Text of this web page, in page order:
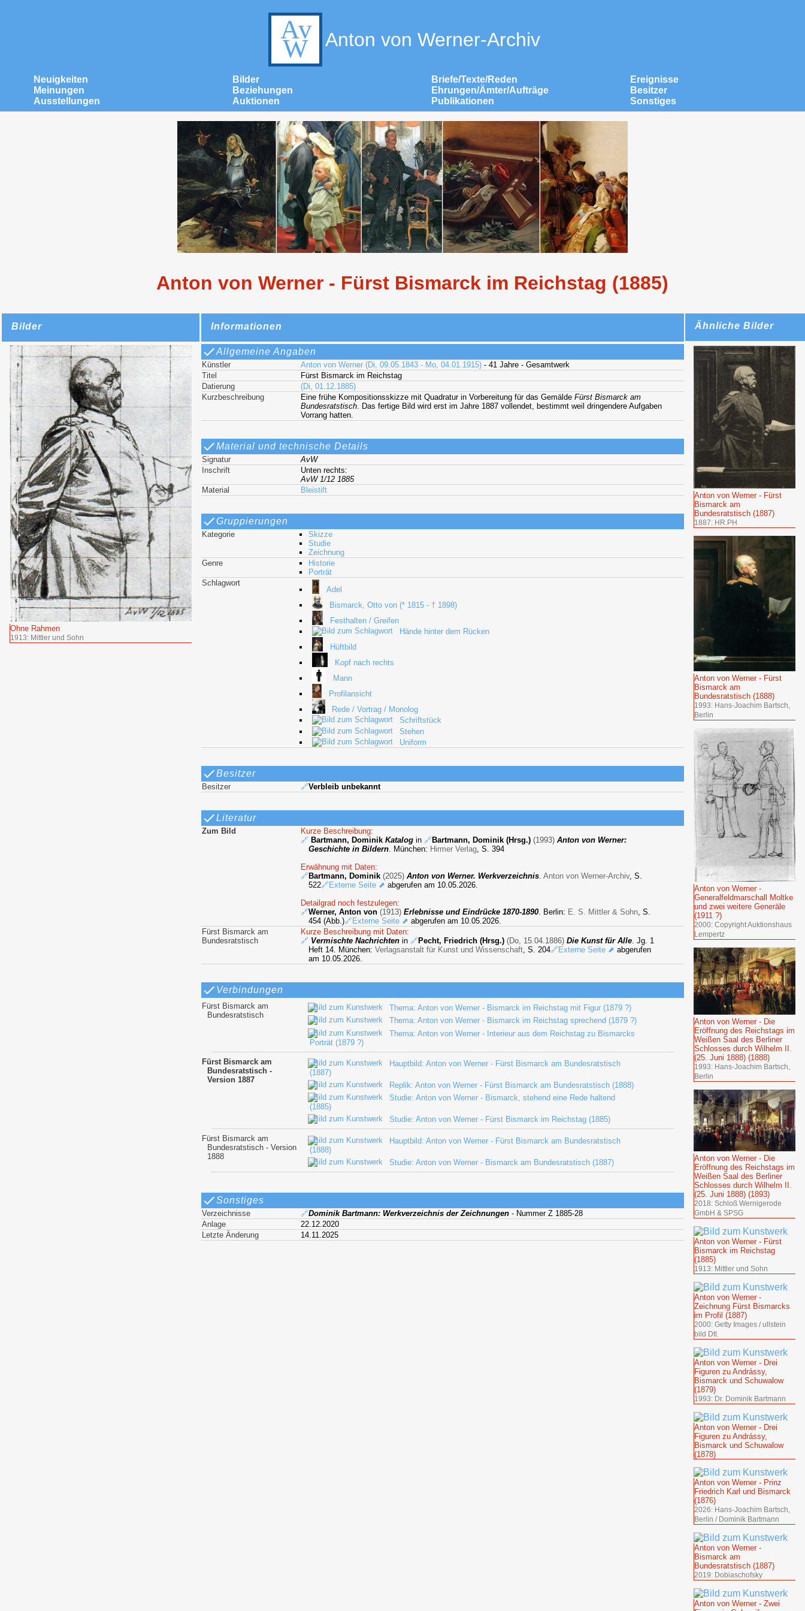
Anton von Werner-Archiv
Neuigkeiten Bilder Briefe/Texte/Reden
Ereignisse
Meinungen
Beziehungen Ehrungen/Ämter/Aufträge
Besitzer
Ausstellungen
Auktionen Publikationen Sonstiges
Anton von Werner - Fürst Bismarck im Reichstag (1885)
Bilder
Ohne Rahmen
1913: Mittler und Sohn
Informationen
Allgemeine Angaben
Künstler Anton von Werner (Di, 09.05.1843 - Mo, 04.01.1915)- 41 Jahre - Gesamtwerk
Titel
Fürst Bismarck im Reichstag
Datierung
(Di, 01.12.1885)
Kurzbeschreibung
Eine frühe Kompositionsskizze mit Quadratur in Vorbereitung für das Gemälde Fürst Bismarck am
Bundesratstisch. Das fertige Bild wird erst im Jahre 1887 vollendet, bestimmt weil dringendere Aufgaben
Vorrang hatten.
Material und technische Details
Signatur
AvW
Inschrift
Unten rechts:
AvW 1/12 1885
Material
Bleistift
Gruppierungen
Kategorie
Skizze
Studie
Zeichnung
Genre
Historie
Porträt
Schlagwort
Adel
Bismarck, Otto von (* 1815 - † 1898)
Festhalten / Greifen
Hände hinter dem Rücken
Hüftbild
Kopf nach rechts
Mann
Profilansicht
Rede / Vortrag / Monolog
Schriftstück
Stehen
Uniform
Besitzer
Besitzer 🔗Verbleib unbekannt
Literatur
Zum Bild
Kurze Beschreibung:
🔗 Bartmann, Dominik Katalog in 🔗Bartmann, Dominik (Hrsg.) (1993) Anton von Werner:
Geschichte in Bildern. München: Hirmer Verlag, S. 394
Erwähnung mit Daten:
🔗Bartmann, Dominik (2025) Anton von Werner. Werkverzeichnis. Anton von Werner-Archiv, S.
522🔗Externe Seite ⬈ abgerufen am 10.05.2026.
Detailgrad noch festzulegen:
🔗Werner, Anton von (1913) Erlebnisse und Eindrücke 1870-1890. Berlin: E. S. Mittler & Sohn, S.
454 (Abb.)🔗Externe Seite ⬈ abgerufen am 10.05.2026.
Fürst Bismarck am
Bundesratstisch
Kurze Beschreibung mit Daten:
🔗 Vermischte Nachrichten in 🔗Pecht, Friedrich (Hrsg.) (Do, 15.04.1886) Die Kunst für Alle. Jg. 1
Heft 14. München: Verlagsanstalt für Kunst und Wissenschaft, S. 204🔗Externe Seite ⬈ abgerufen
am 10.05.2026.
Verbindungen
Fürst Bismarck am
Bundesratstisch
Thema: Anton von Werner - Bismarck im Reichstag mit Figur (1879 ?)
Thema: Anton von Werner - Bismarck im Reichstag sprechend (1879 ?)
Thema: Anton von Werner - Interieur aus dem Reichstag zu Bismarcks
Porträt (1879 ?)
Fürst Bismarck am
Bundesratstisch -
Version 1887
Hauptbild: Anton von Werner - Fürst Bismarck am Bundesratstisch
(1887)
Replik: Anton von Werner - Fürst Bismarck am Bundesratstisch (1888)
Studie: Anton von Werner - Bismarck, stehend eine Rede haltend
(1885)
Studie: Anton von Werner - Fürst Bismarck im Reichstag (1885)
Fürst Bismarck am
Bundesratstisch - Version
1888
Hauptbild: Anton von Werner - Fürst Bismarck am Bundesratstisch
(1888)
Studie: Anton von Werner - Bismarck am Bundesratstisch (1887)
Sonstiges
Verzeichnisse 🔗Dominik Bartmann: Werkverzeichnis der Zeichnungen- Nummer Z 1885-28
Anlage
22.12.2020
Letzte Änderung
14.11.2025
Ähnliche Bilder
Anton von Werner - Fürst
Bismarck am
Bundesratstisch (1887)
1887: HR.PH
Anton von Werner - Fürst
Bismarck am
Bundesratstisch (1888)
1993: Hans-Joachim Bartsch,
Berlin
Anton von Werner -
Generalfeldmarschall Moltke
und zwei weitere Generäle
(1911 ?)
2000: Copyright Auktionshaus
Lempertz
Anton von Werner - Die
Eröffnung des Reichstags im
Weißen Saal des Berliner
Schlosses durch Wilhelm II.
(25. Juni 1888) (1888)
1993: Hans-Joachim Bartsch,
Berlin
Anton von Werner - Die
Eröffnung des Reichstags im
Weißen Saal des Berliner
Schlosses durch Wilhelm II.
(25. Juni 1888) (1893)
2018: Schloß Wernigerode
GmbH & SPSG
Anton von Werner - Fürst
Bismarck im Reichstag
(1885)
1913: Mittler und Sohn
Anton von Werner -
Zeichnung Fürst Bismarcks
im Profil (1887)
2000: Getty Images / ullstein
bild Dtl.
Anton von Werner - Drei
Figuren zu Andrássy,
Bismarck und Schuwalow
(1879)
1993: Dr. Dominik Bartmann
Anton von Werner - Drei
Figuren zu Andrássy,
Bismarck und Schuwalow
(1878)
Anton von Werner - Prinz
Friedrich Karl und Bismarck
(1876)
2026: Hans-Joachim Bartsch,
Berlin / Dominik Bartmann
Anton von Werner -
Bismarck am
Bundesratstisch (1887)
2019: Dobiaschofsky
Anton von Werner - Zwei